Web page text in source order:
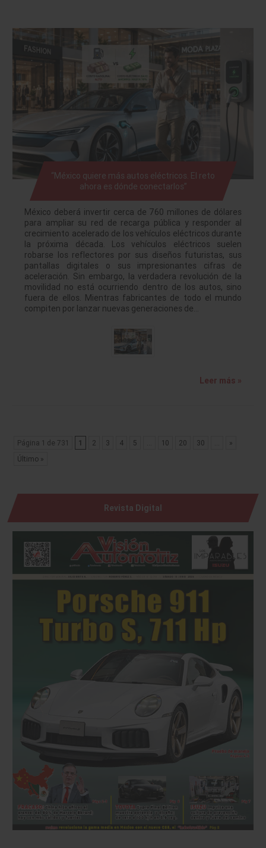
“México quiere más autos eléctricos. El reto
ahora es dónde conectarlos”
México deberá invertir cerca de 760 millones de dólares
para ampliar su red de recarga pública y responder al
crecimiento acelerado de los vehículos eléctricos durante
la próxima década. Los vehículos eléctricos suelen
robarse los reflectores por sus diseños futuristas, sus
pantallas digitales o sus impresionantes cifras de
aceleración. Sin embargo, la verdadera revolución de la
movilidad no está ocurriendo dentro de los autos, sino
fuera de ellos. Mientras fabricantes de todo el mundo
compiten por lanzar nuevas generaciones de…
Leer más »
Página 1 de 731 1 2 3 4 5 10 20 30
»
Último »
Revista Digital